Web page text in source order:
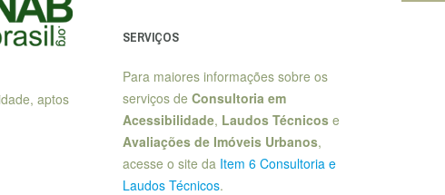
aptos
SERVIÇOS
Para maiores informações sobre os
serviços de Consultoria em
Acessibilidade, Laudos Técnicose
Avaliações de Imóveis Urbanos,
acesse o site da Item 6 Consultoria e
Laudos Técnicos.